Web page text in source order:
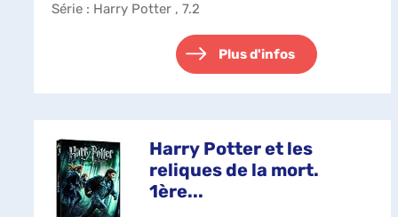
Série : Harry Potter , 7.2
Plus d'infos
Harry Potter et les
reliques de la mort.
1ère...